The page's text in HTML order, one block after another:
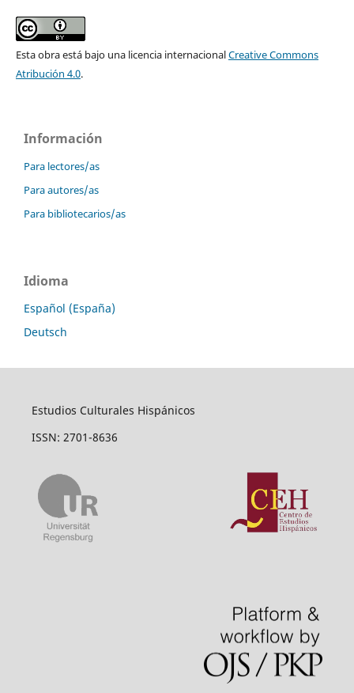
Esta obra está bajo una licencia internacionalCreative Commons
Atribución 4.0.
Información
Para lectores/as
Para autores/as
Para bibliotecarios/as
Idioma
Español (España)
Deutsch
Estudios Culturales Hispánicos
ISSN: 2701-8636